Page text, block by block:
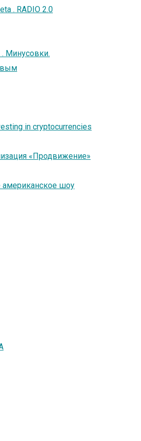
. RADIO 2.0
Минусовки.
in cryptocurrencies
«Продвижение»
американское шоу